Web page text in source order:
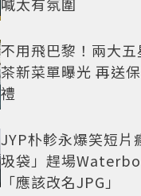
喊太有氛圍
不用飛巴黎！兩大
茶新菜單曝光 再送
禮
JYP朴軫永爆笑短片
圾袋」趕場
「應該改名JPG」